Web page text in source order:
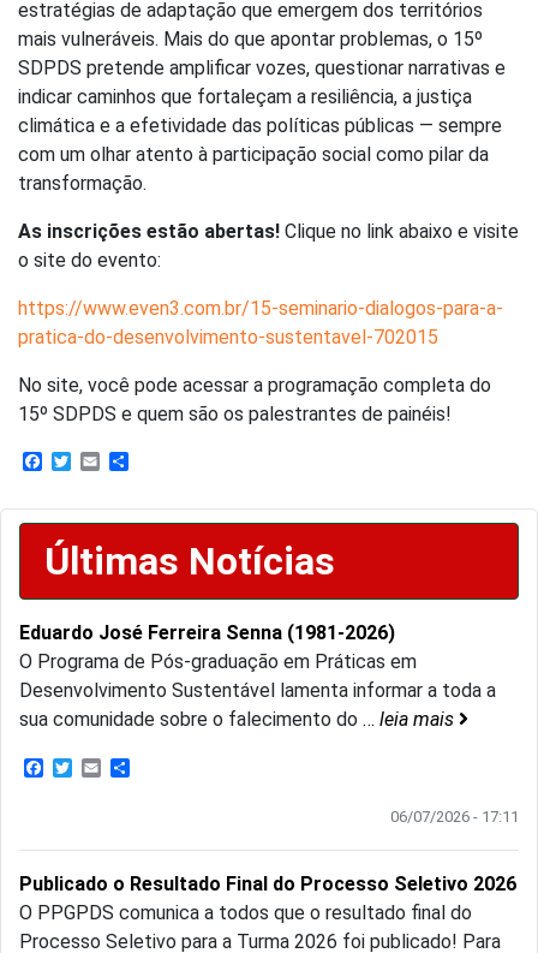
estratégias de adaptação que emergem dos territórios
mais vulneráveis. Mais do que apontar problemas, o 15º
SDPDS pretende amplificar vozes, questionar narrativas e
indicar caminhos que fortaleçam a resiliência, a justiça
climática e a efetividade das políticas públicas — sempre
com um olhar atento à participação social como pilar da
transformação.
As inscrições estão abertas! Clique no link abaixo e visite
o site do evento:
https://www.even3.com.br/15-seminario-dialogos-para-a-
pratica-do-desenvolvimento-sustentavel-702015
No site, você pode acessar a programação completa do
15º SDPDS e quem são os palestrantes de painéis!
Facebook
Twitter
Email
Últimas Notícias
Eduardo José Ferreira Senna (1981-2026)
O Programa de Pós-graduação em Práticas em
Desenvolvimento Sustentável lamenta informar a toda a
sua comunidade sobre o falecimento do … leia mais
Facebook
Twitter
Email
06/07/2026 - 17:11
Publicado o Resultado Final do Processo Seletivo 2026
O PPGPDS comunica a todos que o resultado final do
Processo Seletivo para a Turma 2026 foi publicado! Para